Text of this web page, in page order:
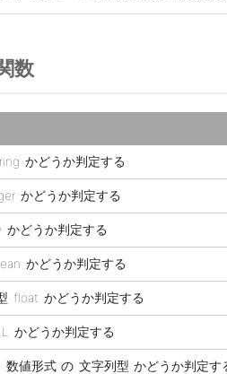
数
かどうか判定する
かどうか判定する
かどうか判定する
かどうか判定する
float かどうか判定する
かどうか判定する
値形式 の 文字列型 かどうか判定す